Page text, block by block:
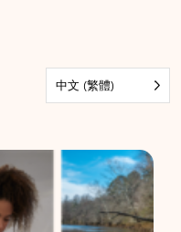
中文 (繁體)